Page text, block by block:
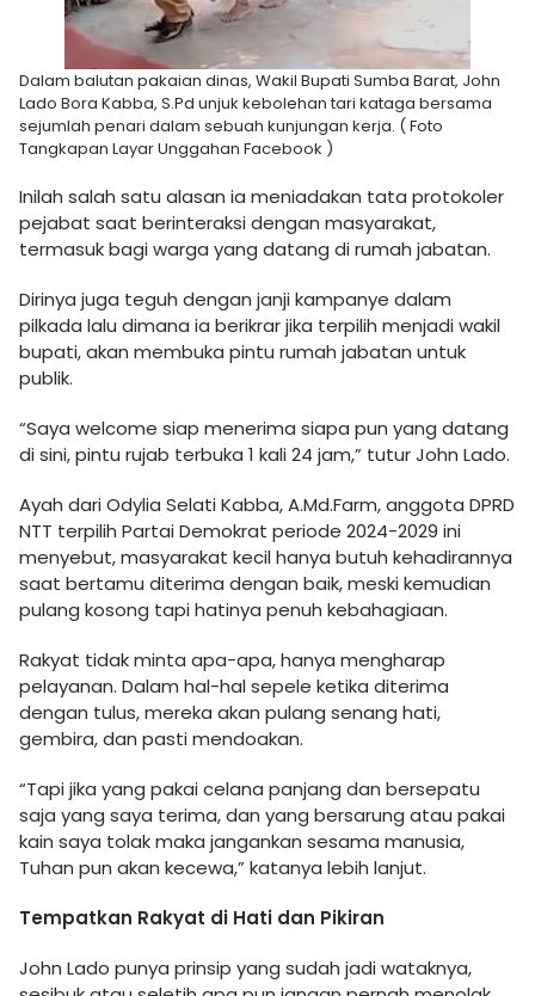
Dalam balutan pakaian dinas, Wakil Bupati Sumba Barat, John
Lado Bora Kabba, S.Pd unjuk kebolehan tari kataga bersama
sejumlah penari dalam sebuah kunjungan kerja. ( Foto
Tangkapan Layar Unggahan Facebook )
Inilah salah satu alasan ia meniadakan tata protokoler
pejabat saat berinteraksi dengan masyarakat,
termasuk bagi warga yang datang di rumah jabatan.
Dirinya juga teguh dengan janji kampanye dalam
pilkada lalu dimana ia berikrar jika terpilih menjadi wakil
bupati, akan membuka pintu rumah jabatan untuk
publik.
“Saya welcome siap menerima siapa pun yang datang
di sini, pintu rujab terbuka 1 kali 24 jam,” tutur John Lado.
Ayah dari Odylia Selati Kabba, A.Md.Farm, anggota DPRD
NTT terpilih Partai Demokrat periode 2024-2029 ini
menyebut, masyarakat kecil hanya butuh kehadirannya
saat bertamu diterima dengan baik, meski kemudian
pulang kosong tapi hatinya penuh kebahagiaan.
Rakyat tidak minta apa-apa, hanya mengharap
pelayanan. Dalam hal-hal sepele ketika diterima
dengan tulus, mereka akan pulang senang hati,
gembira, dan pasti mendoakan.
“Tapi jika yang pakai celana panjang dan bersepatu
saja yang saya terima, dan yang bersarung atau pakai
kain saya tolak maka jangankan sesama manusia,
Tuhan pun akan kecewa,” katanya lebih lanjut.
Tempatkan Rakyat di Hati dan Pikiran
John Lado punya prinsip yang sudah jadi wataknya,